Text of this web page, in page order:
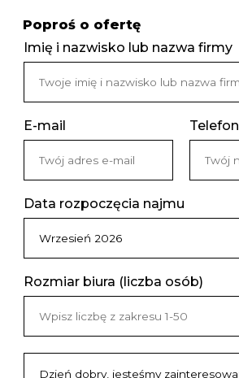
Poproś o ofertę
Imię i nazwisko lub nazwa firmy
E-mail Telefon
Data rozpoczęcia najmu
Rozmiar biura (liczba osób)